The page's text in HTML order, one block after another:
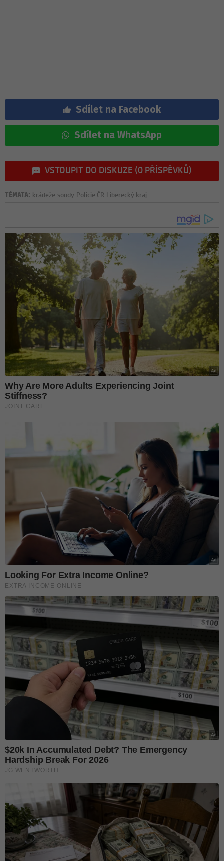
Sdílet na Facebook
Sdílet na WhatsApp
VSTOUPIT DO DISKUZE (0 PŘÍSPĚVKŮ)
TÉMATA: krádeže soudy Policie ČR Liberecký kraj